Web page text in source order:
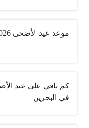
موعد عيد الأضحى 2026 البحرين
في البحرين